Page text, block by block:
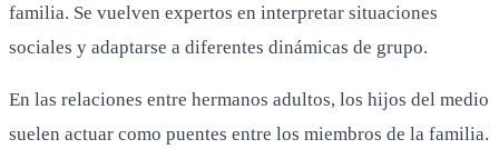
familia. Se vuelven expertos en interpretar situaciones
sociales y adaptarse a diferentes dinámicas de grupo.
En las relaciones entre hermanos adultos, los hijos del medio
suelen actuar como puentes entre los miembros de la familia.